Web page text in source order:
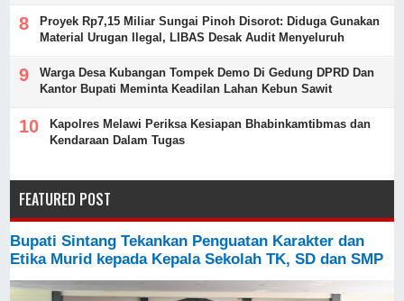
Proyek Rp7,15 Miliar Sungai Pinoh Disorot: Diduga Gunakan
Material Urugan Ilegal, LIBAS Desak Audit Menyeluruh
Warga Desa Kubangan Tompek Demo Di Gedung DPRD Dan
Kantor Bupati Meminta Keadilan Lahan Kebun Sawit
Kapolres Melawi Periksa Kesiapan Bhabinkamtibmas dan
Kendaraan Dalam Tugas
FEATURED POST
Bupati Sintang Tekankan Penguatan Karakter dan
Etika Murid kepada Kepala Sekolah TK, SD dan SMP